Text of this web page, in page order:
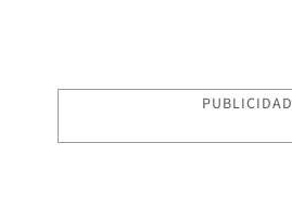
PUBLICIDAD